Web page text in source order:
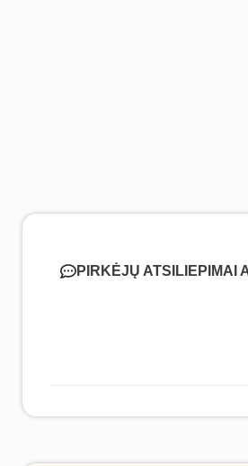
PIRKĖJŲ ATSILIEPIMAI